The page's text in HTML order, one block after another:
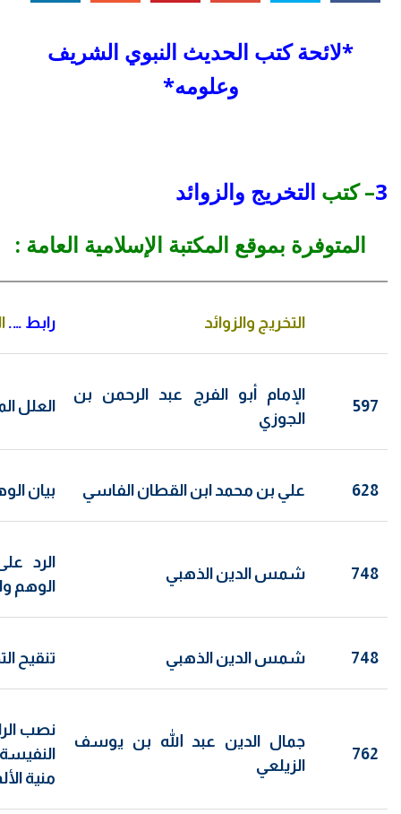
*لائحة كتب الحديث النبوي الشريف
وعلومه*
3– كتب التخريج والزوائد
المتوفرة بموقع المكتبة الإسلامية العامة :
التخريج والزوائد رابط ….
597
الإمام أبو الفرج عبد الرحمن بن
الجوزي
العلل
628 علي بن محمد ابن القطان الفاسي بيان
748 شمس الدين الذهبي
الرد
الوهم
748 شمس الدين الذهبي تنقيح
762
جمال الدين عبد الله بن يوسف
الزيلعي
نصب
منية